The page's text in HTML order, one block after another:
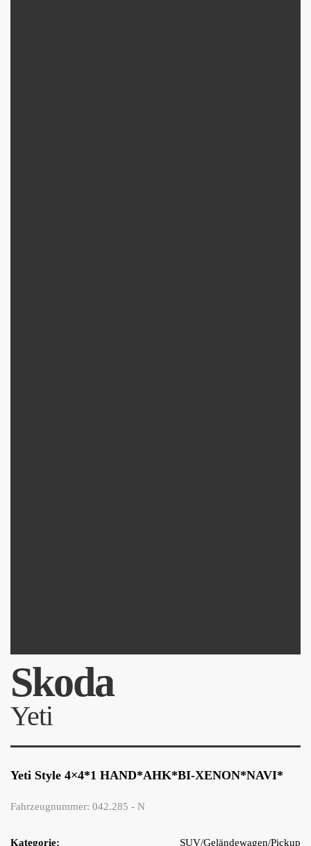
Skoda
Yeti
Yeti Style 4×4*1 HAND*AHK*BI-XENON*NAVI*
Fahrzeugnummer: 042.285 - N
Kategorie: SUV/Geländewagen/Pickup